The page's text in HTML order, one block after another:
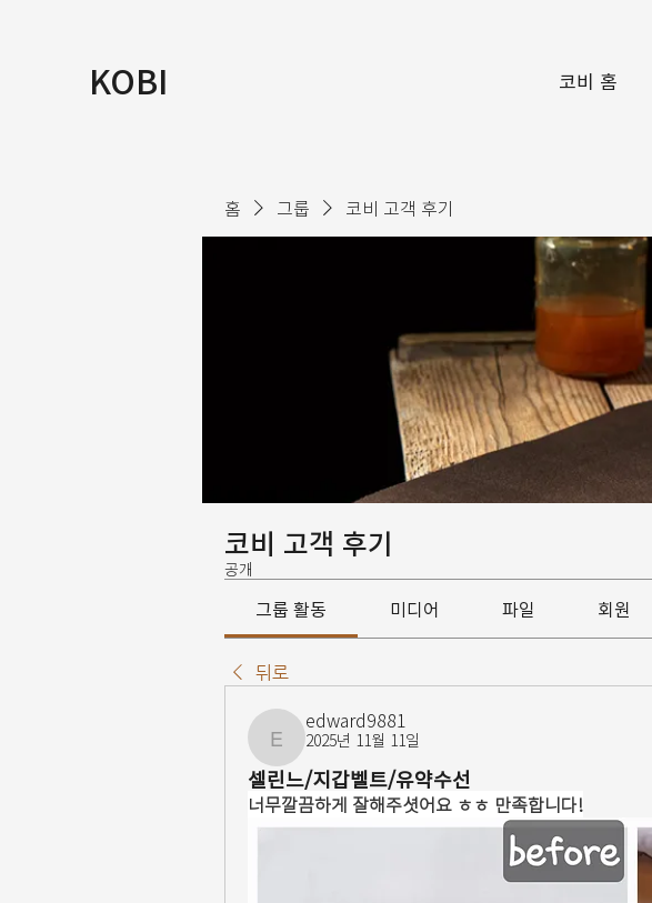
KOBI 코비 홈
홈 그룹 코비 고객 후기
코비 고객 후기
공개
그룹 활동 미디어 파일 회원
뒤로
edward9881
edward9881
2025년 11월 11일
셀린느/지갑벨트/유약수선
너무깔끔하게 잘해주셧어요 ㅎㅎ 만족합니다!